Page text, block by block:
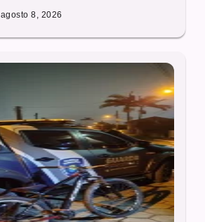
agosto 8, 2026